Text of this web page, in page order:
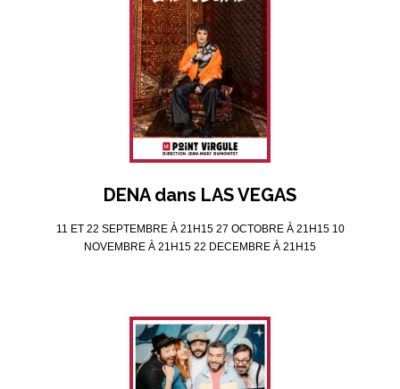
DENA dans LAS VEGAS
11 ET 22 SEPTEMBRE À 21H15 27 OCTOBRE À 21H15 10
NOVEMBRE À 21H15 22 DECEMBRE À 21H15